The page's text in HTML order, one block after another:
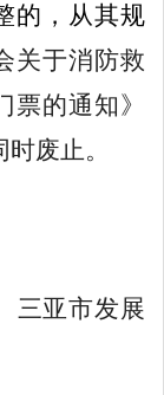
的 ，从其规
关于消防救
的通知》
时废止。
三亚市发展